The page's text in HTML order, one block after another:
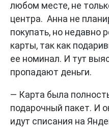
любом месте, не
центра. Анна не
покупать, но недавно
карты, так как
ее номинал. И тут
пропадают деньги.
— Карта была
подарочный пакет. И
идут списания на